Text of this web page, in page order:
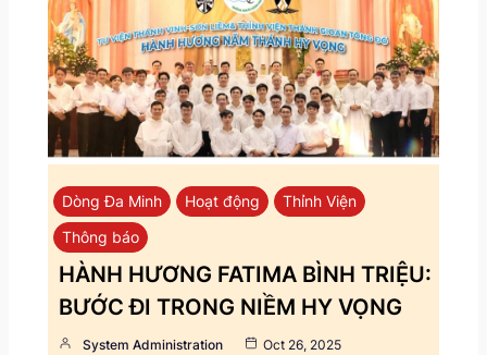
Dòng Đa Minh Hoạt động
Thỉnh Viện
Thông báo
HÀNH HƯƠNG FATIMA BÌNH TRIỆU:
BƯỚC ĐI TRONG NIỀM HY VỌNG
System Administration
Oct 26, 2025